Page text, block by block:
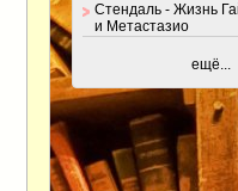
Стендаль - Жизнь
и Метастазио
ещё...